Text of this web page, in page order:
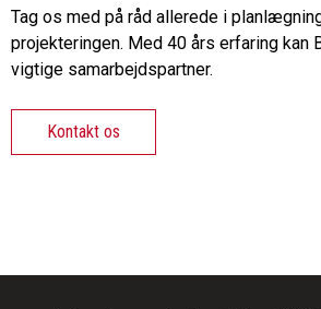
Tag os med på råd allerede i
projekteringen. Med 40 års erfaring kan
vigtige samarbejdspartner.
Kontakt os